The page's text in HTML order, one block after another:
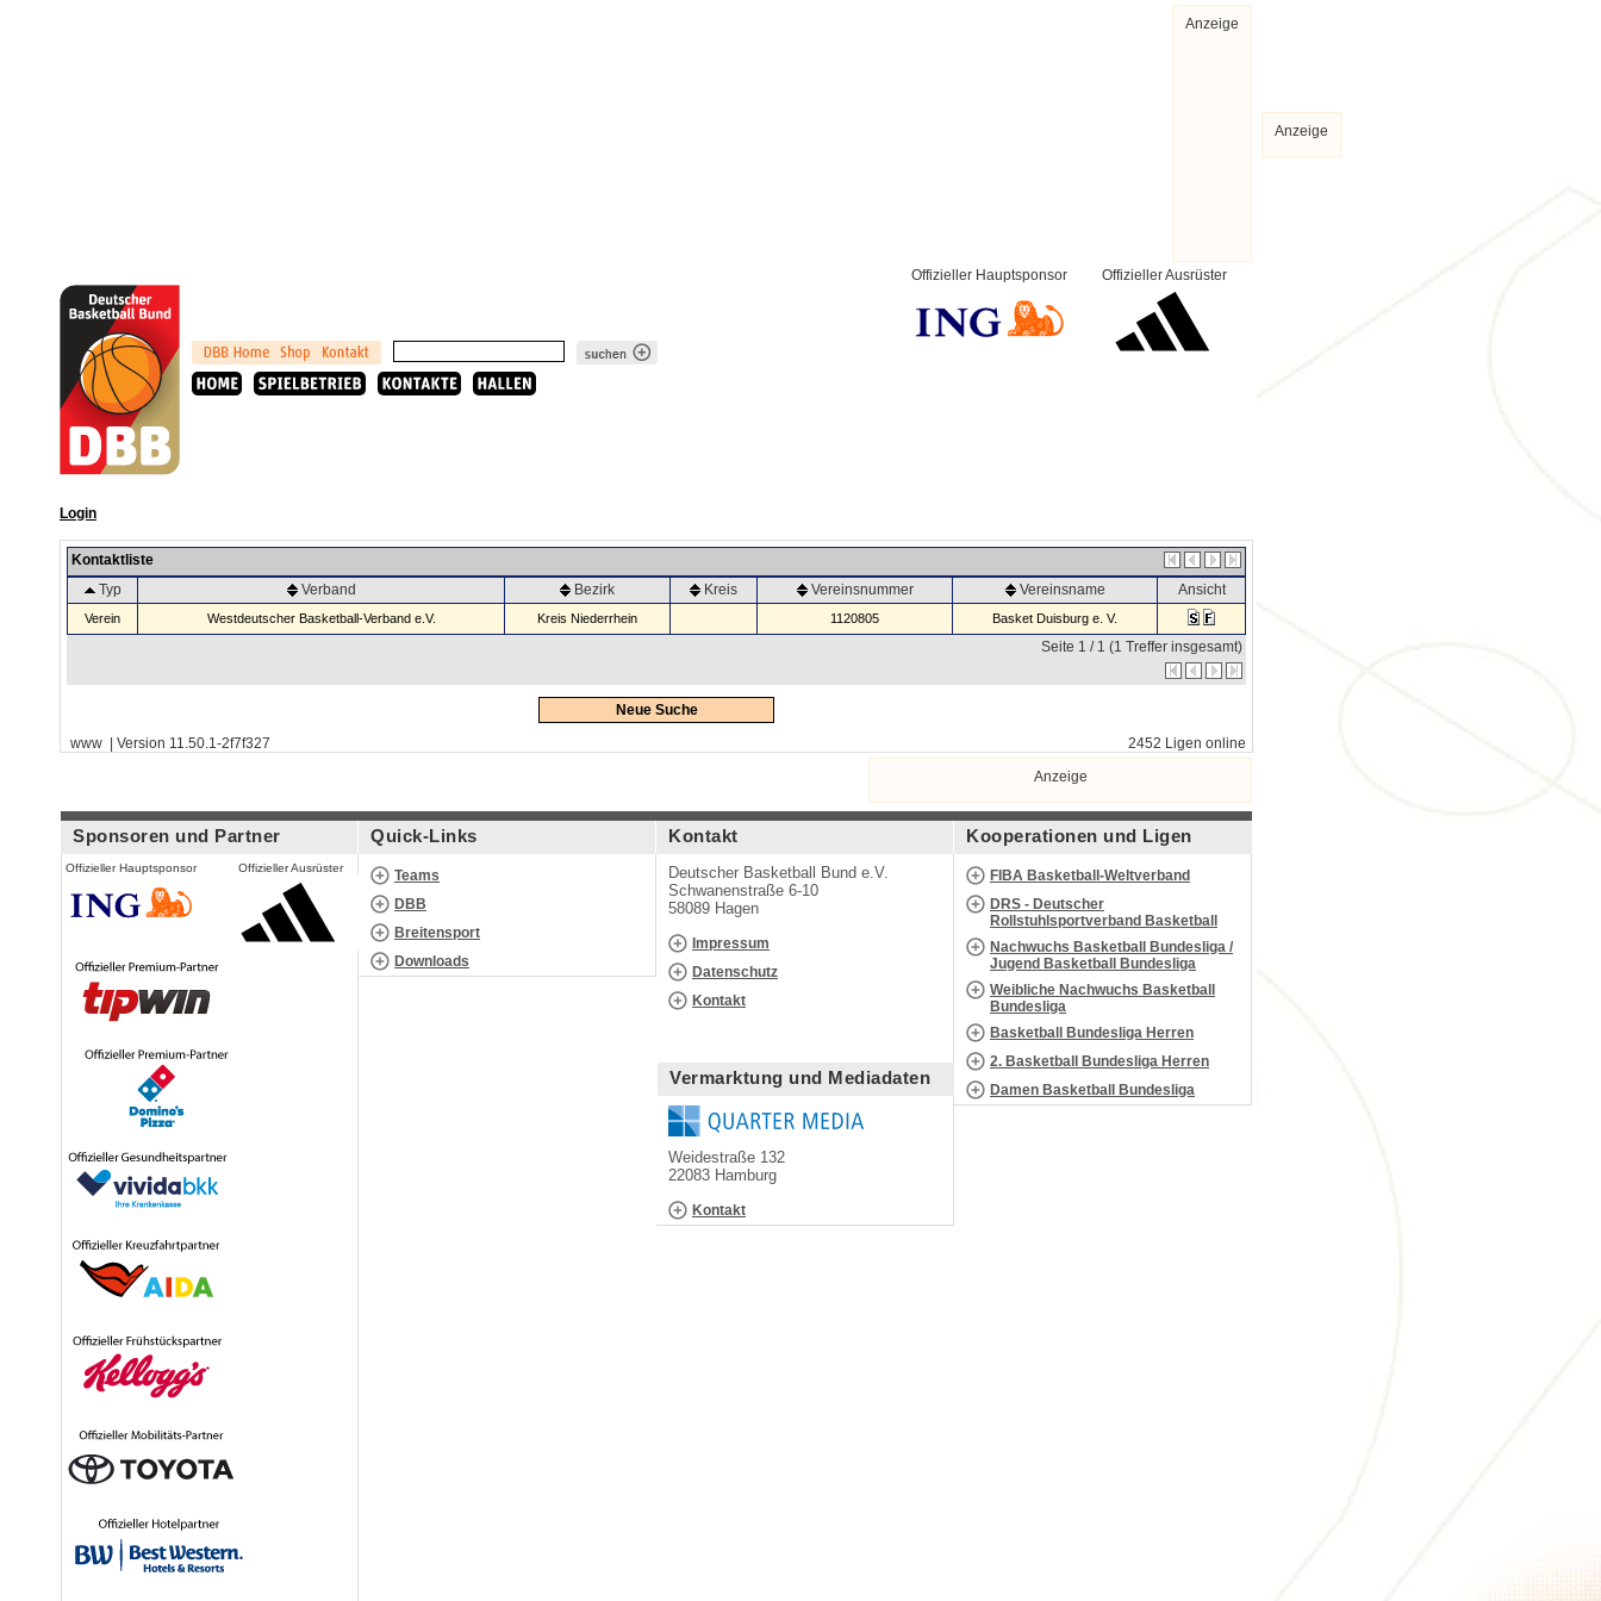
Anzeige
Offizieller Ausrüster
Offizieller Hauptsponsor
Login
Kontaktliste
Typ
Verband Bezirk Kreis Vereinsnummer Vereinsname Ansicht
Verein Westdeutscher Basketball-Verband e.V. Kreis Niederrhein 1120805 Basket Duisburg e. V.
Seite 1 / 1 (1 Treffer insgesamt)
Neue Suche
www | Version 11.50.1-2f7f327
2452 Ligen online
Anzeige
Sponsoren und Partner
Offizieller Hauptsponsor Offizieller Ausrüster
Quick-Links
Teams
DBB
Breitensport
Downloads
Kontakt
Deutscher Basketball Bund e.V.
Schwanenstraße 6-10
58089 Hagen
Impressum
Datenschutz
Kontakt
Vermarktung und Mediadaten
Weidestraße 132
22083 Hamburg
Kontakt
Kooperationen und Ligen
FIBA Basketball-Weltverband
DRS - Deutscher
Rollstuhlsportverband Basketball
Nachwuchs Basketball Bundesliga /
Jugend Basketball Bundesliga
Weibliche Nachwuchs Basketball
Bundesliga
Basketball Bundesliga Herren
2. Basketball Bundesliga Herren
Damen Basketball Bundesliga
Anzeige